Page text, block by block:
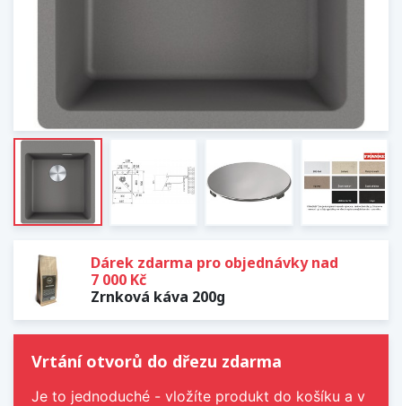
Dárek zdarma pro objednávky nad
7 000 Kč
Zrnková káva 200g
Vrtání otvorů do dřezu zdarma
Je to jednoduché - vložíte produkt do košíku a v